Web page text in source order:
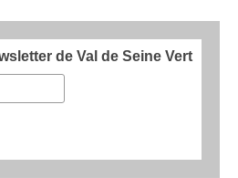
de Val de Seine Vert